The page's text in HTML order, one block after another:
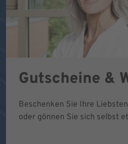
Gutscheine &
Beschenken Sie Ihre
oder gönnen Sie sich selbst